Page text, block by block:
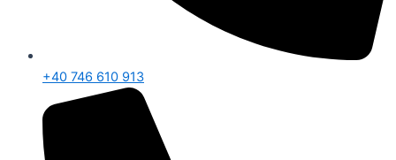
+40 746 610 913